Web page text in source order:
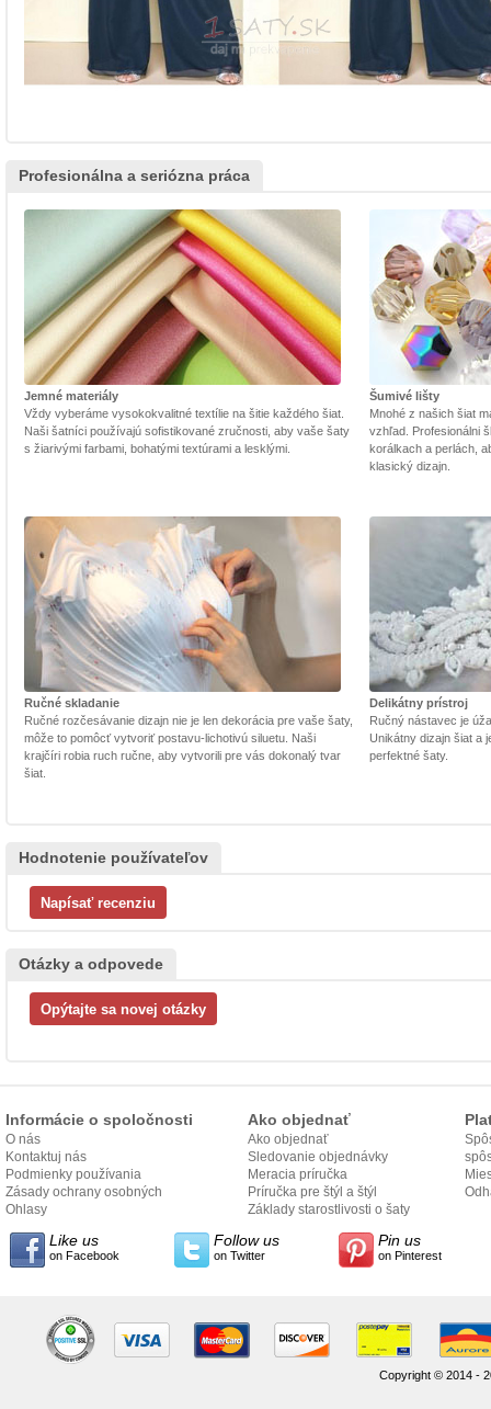
Profesionálna a seriózna práca
Jemné materiály
Vždy vyberáme vysokokvalitné textílie na šitie každého šiat.
Naši šatníci používajú sofistikované zručnosti, aby vaše šaty
s žiarivými farbami, bohatými textúrami a lesklými.
Šumivé lišty
Mnohé z našich šiat
vzhľad. Profesionálni
korálkach a perlách,
klasický dizajn.
Ručné skladanie
Ručné rozčesávanie dizajn nie je len dekorácia pre vaše šaty,
môže to pomôcť vytvoriť postavu-lichotivú siluetu. Naši
krajčíri robia ruch ručne, aby vytvorili pre vás dokonalý tvar
šiat.
Delikátny prístroj
Ručný nástavec je
Unikátny dizajn šiat a
perfektné šaty.
Hodnotenie používateľov
Otázky a odpovede
Informácie o spoločnosti
O nás
Kontaktuj nás
Podmienky používania
Zásady ochrany osobných
údajov
Ohlasy
Ako objednať
Ako objednať
Sledovanie objednávky
Meracia príručka
Príručka pre štýl a štýl
Základy starostlivosti o šaty
Like us
on Facebook
Follow us
on Twitter
Pin us
on Pinterest
Copyright © 2014 -